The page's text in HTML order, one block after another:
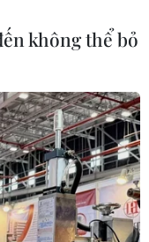
không thể bỏ